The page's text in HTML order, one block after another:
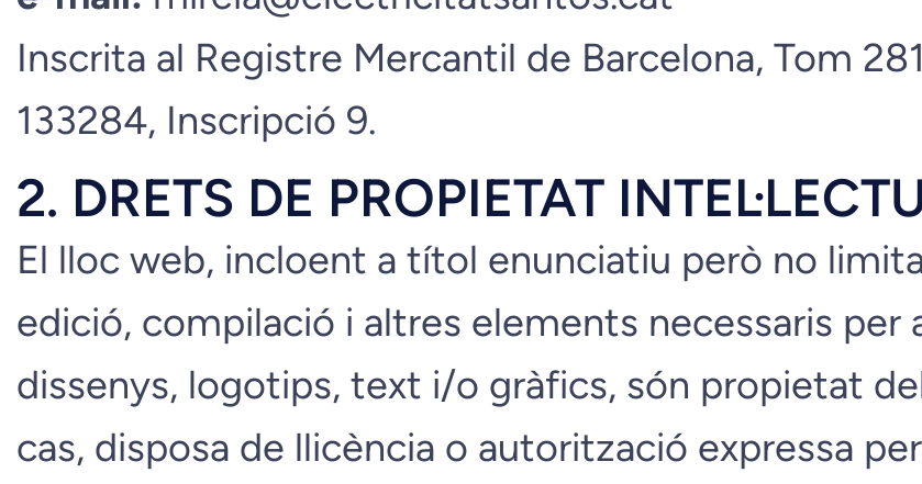
Inscrita al Registre Mercantil de Barcelona, Tom
133284, Inscripció 9.
2. DRETS DE PROPIETAT
El lloc web, incloent a títol enunciatiu però no
edició, compilació i altres elements necessaris per
dissenys, logotips, text i/o gràfics, són propietat
cas, disposa de llicència o autorització expressa